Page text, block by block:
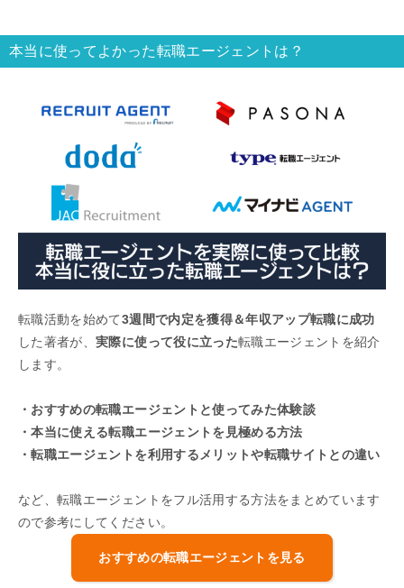
本当に使ってよかった転職エージェントは？
転職活動を始めて3週間で内定を獲得＆年収アップ転職に成功
した著者が、実際に使って役に立った転職エージェントを紹介
します。
・おすすめの転職エージェントと使ってみた体験談
・本当に使える転職エージェントを見極める方法
・転職エージェントを利用するメリットや転職サイトとの違い
など、転職エージェントをフル活用する方法をまとめています
ので参考にしてください。
おすすめの転職エージェントを見る